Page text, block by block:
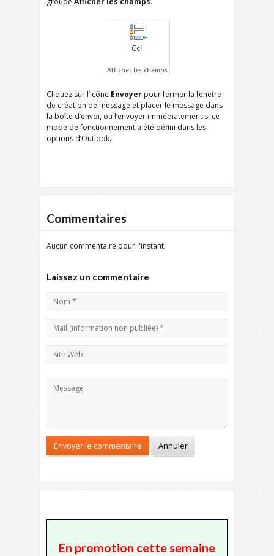
Cliquez sur l’icône Envoyer pour fermer la fenêtre
de création de message et placer le message dans
la boîte d’envoi, ou l’envoyer immédiatement si ce
mode de fonctionnement a été défini dans les
options d’Outlook.
Commentaires
Aucun commentaire pour l'instant.
Laissez un commentaire
En promotion cette semaine